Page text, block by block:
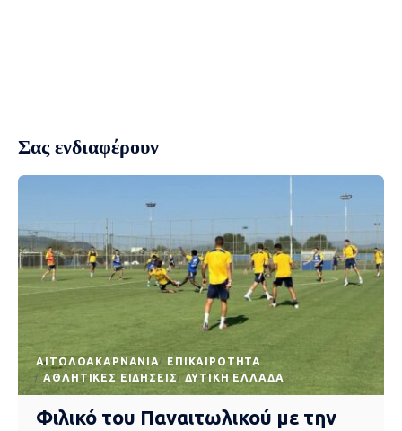
Σας ενδιαφέρουν
AΙΤΩΛΟΑΚΑΡΝΑΝΊΑ
EΠΙΚΑΙΡΌΤΗΤΑ
ΑΘΛΗΤΙΚΈΣ ΕΙΔΉΣΕΙΣ
ΔΥΤΙΚΉ ΕΛΛΆΔΑ
Φιλικό του Παναιτωλικού με την